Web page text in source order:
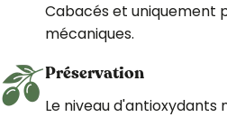
Cabacés et uniquement
mécaniques.
Préservation
Le niveau d'antioxydants